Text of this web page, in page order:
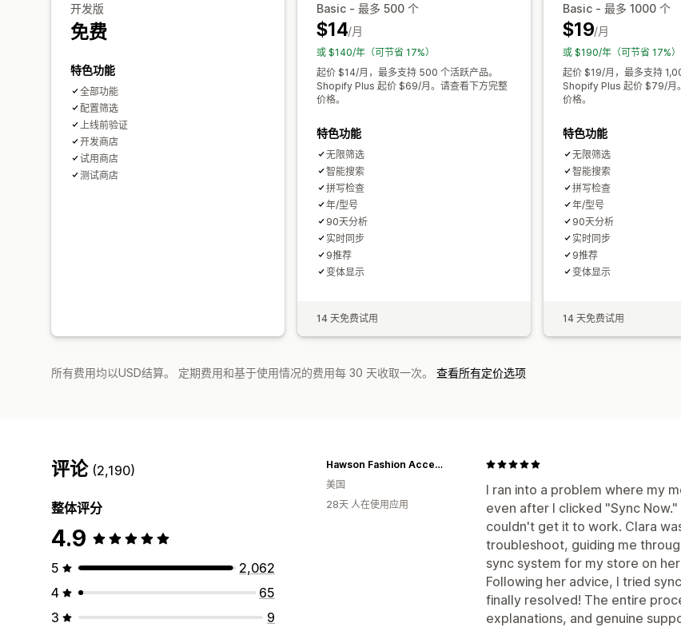
自定义控制面板 筛选条件使用情况
开发版
免费
特色功能
全部功能
配置筛选
上线前验证
开发商店
试用商店
测试商店
Basic - 最多 500 个
$14/月
或 $140/年（可节省 17%）
起价 $14/月，最多支持 500 个活跃产品。
Shopify Plus 起价 $69/月。请查看下方完整
价格。
特色功能
无限筛选
智能搜索
拼写检查
年/型号
90天分析
实时同步
9推荐
变体显示
14 天免费试用
Basic - 最多 1000 个
$19/月
或 $190/年（可节省 17%）
起价 $19/月，最多支持
Shopify Plus 起价 $79/月
价格。
特色功能
无限筛选
智能搜索
拼写检查
年/型号
90天分析
实时同步
9推荐
变体显示
14 天免费试用
所有费用均以USD结算。 定期费用和基于使用情况的费用每 30 天收取一次。 查看所有定价选项
评论 (2,190)
整体评分
4.9
5
2,062
4
65
3
9
I ran into a problem where my
even after I clicked "Sync
couldn't get it to work. Clara
troubleshoot, guiding me
sync system for my store on
Following her advice, I tried
finally resolved! The entire
explanations, and genuine
Hawson Fashion Accessories
美国
28天 人在使用应用